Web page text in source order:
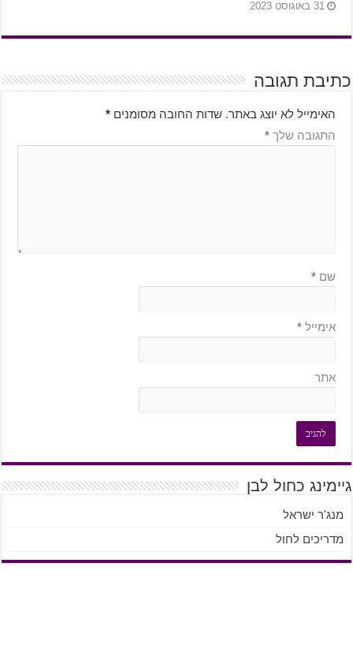
31 באוגוסט 2023
כתיבת תגובה
האימייל לא יוצג באתר. שדות החובה מסומנים *
התגובה שלך *
שם *
אימייל *
אתר
גיימינג כחול לבן
מנג'ר ישראל
מדריכים לחול